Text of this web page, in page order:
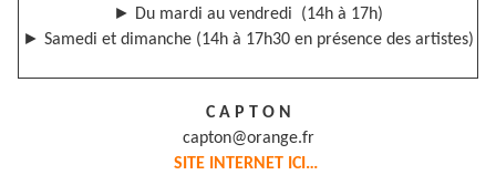
► Du mardi au vendredi (14h à 17h)
► Samedi et dimanche (14h à 17h30 en présence des artistes)
C A P T O N
capton@orange.fr
SITE INTERNET ICI…